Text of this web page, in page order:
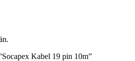
Kabel 19 pin 10m”